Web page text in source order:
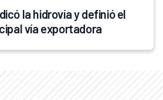
la hidrovía y definió el
vía exportadora